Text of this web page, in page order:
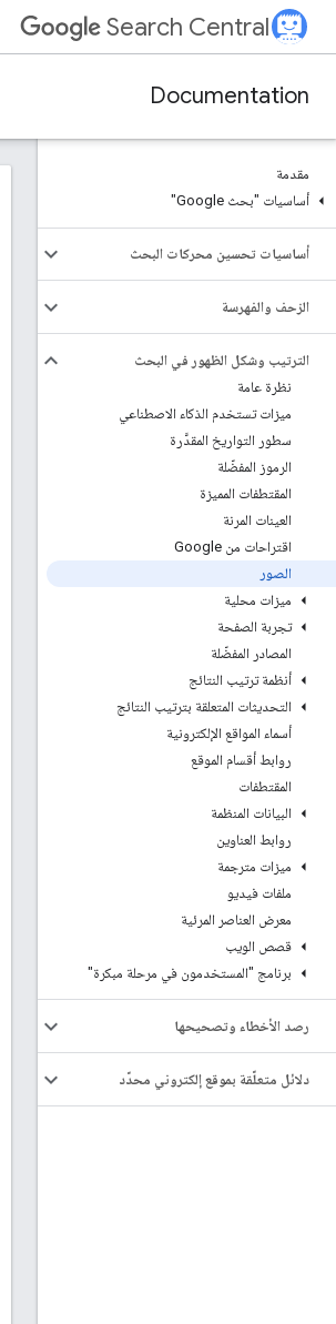
Search Central
Documentation
مقدمة
أساسيات "بحث Google"
أساسيات تحسين محركات البحث
الزحف والفهرسة
الترتيب وشكل الظهور في البحث
نظرة عامة
ميزات تستخدم الذكاء الاصطناعي
سطور التواريخ المقدَّرة
الرموز المفضّلة
المقتطفات المميزة
العينات المرنة
اقتراحات من Google
الصور
ميزات محلية
تجربة الصفحة
المصادر المفضّلة
أنظمة ترتيب النتائج
التحديثات المتعلقة بترتيب النتائج
أسماء المواقع الإلكترونية
روابط أقسام الموقع
المقتطفات
البيانات المنظمة
روابط العناوين
ميزات مترجمة
ملفات فيديو
معرض العناصر المرئية
قصص الويب
برنامج "المستخدمون في مرحلة مبكرة"
رصد الأخطاء وتصحيحها
دلائل متعلّقة بموقع إلكتروني محدّد